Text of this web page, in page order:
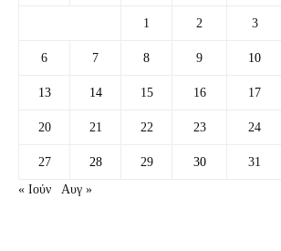
1 2 3
6 7 8 9 10
13 14 15 16 17
20 21 22 23 24
27 28 29 30
31
« Ιούν
Αυγ »